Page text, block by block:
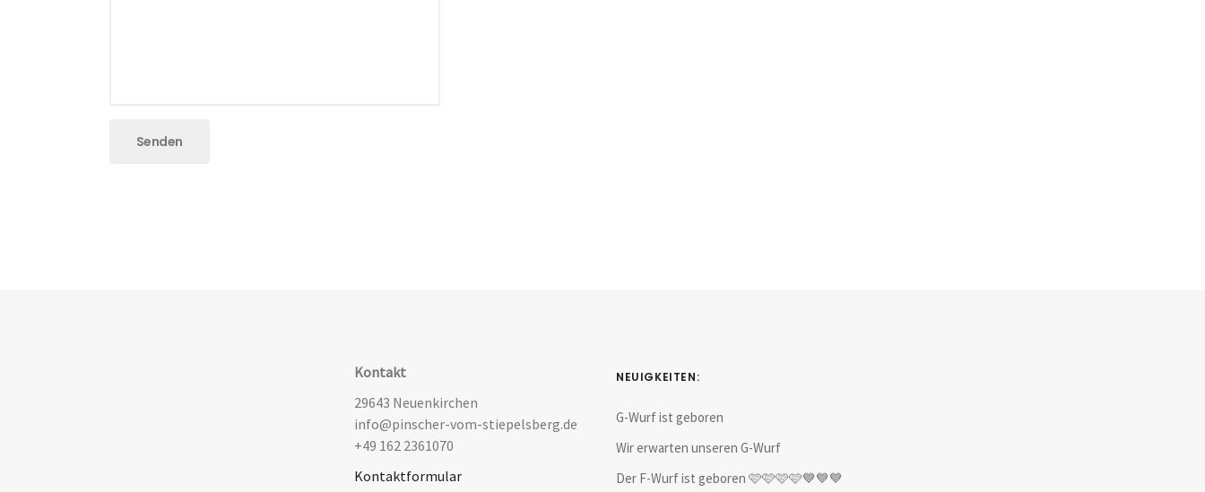
Kontakt
29643 Neuenkirchen
info@pinscher-vom-stiepelsberg.de
+49 162 2361070
Kontaktformular
NEUIGKEITEN:
G-Wurf ist geboren
Wir erwarten unseren G-Wurf
Der F-Wurf ist geboren 🩷🩷🩷🩷💙💙💙